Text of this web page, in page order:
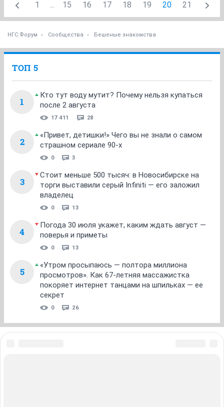
1 ... 15 16 17 18 19 20 21
НГС.Форум Сообщества Бешеные знакомства
ТОП 5
1
Кто тут воду мутит? Почему нельзя купаться
после 2 августа
17 411 28
2
«Привет, детишки!» Чего вы не знали о самом
страшном сериале 90-х
0 3
3
Стоит меньше 500 тысяч: в Новосибирске на
торги выставили серый Infiniti — его заложил
владелец
0 13
4
Погода 30 июля укажет, каким ждать август —
поверья и приметы
0 13
5
«Утром просыпаюсь — полтора миллиона
просмотров». Как 67-летняя массажистка
покоряет интернет танцами на шпильках — ее
секрет
0 26